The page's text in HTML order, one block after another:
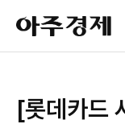
아
주
경
[롯데카드